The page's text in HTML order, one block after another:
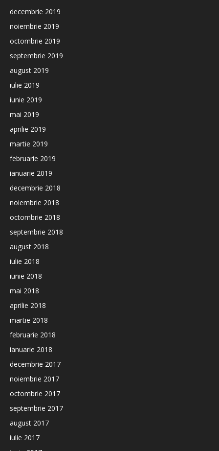
decembrie 2019
noiembrie 2019
octombrie 2019
septembrie 2019
august 2019
iulie 2019
iunie 2019
mai 2019
aprilie 2019
martie 2019
februarie 2019
ianuarie 2019
decembrie 2018
noiembrie 2018
octombrie 2018
septembrie 2018
august 2018
iulie 2018
iunie 2018
mai 2018
aprilie 2018
martie 2018
februarie 2018
ianuarie 2018
decembrie 2017
noiembrie 2017
octombrie 2017
septembrie 2017
august 2017
iulie 2017